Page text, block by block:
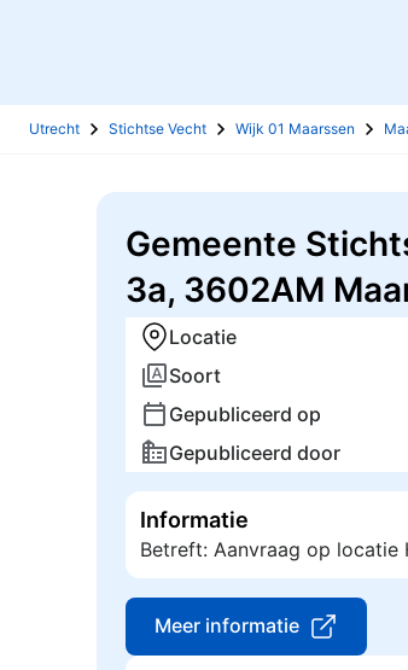
Utrecht Stichtse Vecht Wijk 01 Maarssen
Gemeente
3a, 3602AM
Locatie
Soort
Gepubliceerd op
Gepubliceerd door
Informatie
Betreft: Aanvraag op locatie
Meer informatie